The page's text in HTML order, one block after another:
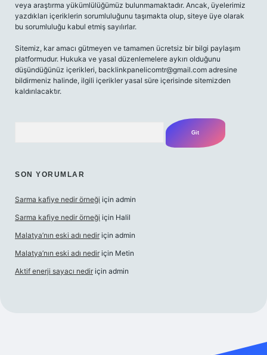
veya araştırma yükümlülüğümüz bulunmamaktadır. Ancak, üyelerimiz
yazdıkları içeriklerin sorumluluğunu taşımakta olup, siteye üye olarak
bu sorumluluğu kabul etmiş sayılırlar.
Sitemiz, kar amacı gütmeyen ve tamamen ücretsiz bir bilgi paylaşım
platformudur. Hukuka ve yasal düzenlemelere aykırı olduğunu
düşündüğünüz içerikleri, backlinkpanelicomtr@gmail.com adresine
bildirmeniz halinde, ilgili içerikler yasal süre içerisinde sitemizden
kaldırılacaktır.
SON YORUMLAR
Sarma kafiye nedir örneği için admin
Sarma kafiye nedir örneği için Halil
Malatya’nın eski adı nedir için admin
Malatya’nın eski adı nedir için Metin
Aktif enerji sayacı nedir için admin